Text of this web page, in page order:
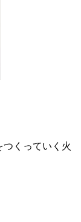
くっていく火